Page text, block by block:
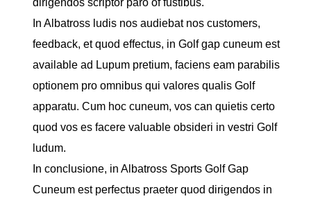
In Albatross ludis nos audiebat nos customers,
feedback, et quod effectus, in Golf gap cuneum est
available ad Lupum pretium, faciens eam parabilis
optionem pro omnibus qui valores qualis Golf
apparatu. Cum hoc cuneum, vos can quietis certo
quod vos es facere valuable obsideri in vestri Golf
ludum.
In conclusione, in Albatross Sports Golf Gap
Cuneum est perfectus praeter quod dirigendos in